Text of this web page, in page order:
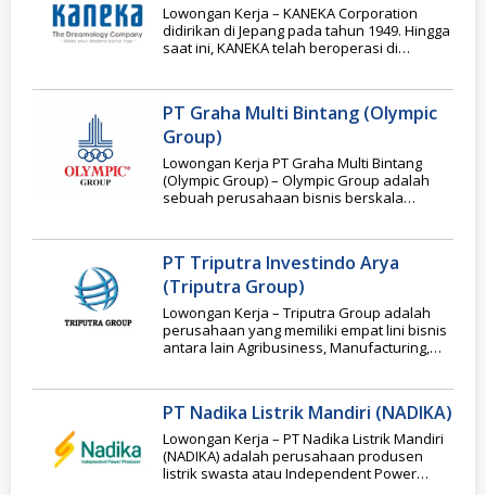
Lowongan Kerja – KANEKA Corporation
didirikan di Jepang pada tahun 1949. Hingga
saat ini, KANEKA telah beroperasi di
PT Graha Multi Bintang (Olympic
Group)
Lowongan Kerja PT Graha Multi Bintang
(Olympic Group) – Olympic Group adalah
sebuah perusahaan bisnis berskala
PT Triputra Investindo Arya
(Triputra Group)
Lowongan Kerja – Triputra Group adalah
perusahaan yang memiliki empat lini bisnis
antara lain Agribusiness, Manufacturing,
PT Nadika Listrik Mandiri (NADIKA)
Lowongan Kerja – PT Nadika Listrik Mandiri
(NADIKA) adalah perusahaan produsen
listrik swasta atau Independent Power